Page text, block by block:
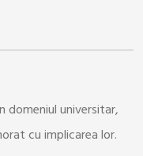
domeniul universitar,
cu implicarea lor.